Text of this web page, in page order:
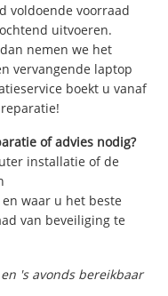
voldoende voorraad
uitvoeren.
nemen we het
vervangende laptop
boekt u vanaf
of advies nodig?
installatie of de
waar u het beste
van beveiliging te
's avonds bereikbaar